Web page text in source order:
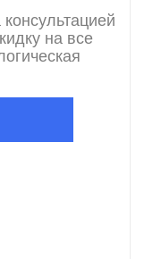
на все